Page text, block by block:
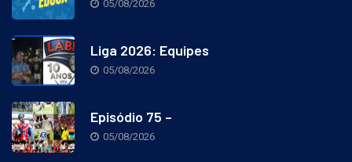
05/08/2026
Liga 2026: Equipes
05/08/2026
Episódio 75 –
05/08/2026